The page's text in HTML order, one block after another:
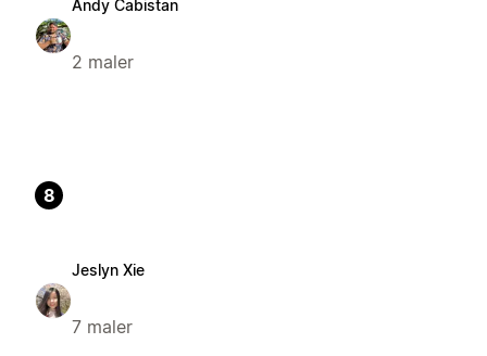
Andy Cabistan
2 maler
8
Jeslyn Xie
7 maler